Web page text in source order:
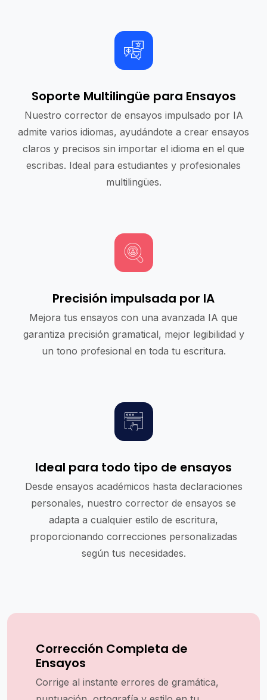
Soporte Multilingüe para Ensayos
Nuestro corrector de ensayos impulsado por IA
admite varios idiomas, ayudándote a crear ensayos
claros y precisos sin importar el idioma en el que
escribas. Ideal para estudiantes y profesionales
multilingües.
Precisión impulsada por IA
Mejora tus ensayos con una avanzada IA que
garantiza precisión gramatical, mejor legibilidad y
un tono profesional en toda tu escritura.
Ideal para todo tipo de ensayos
Desde ensayos académicos hasta declaraciones
personales, nuestro corrector de ensayos se
adapta a cualquier estilo de escritura,
proporcionando correcciones personalizadas
según tus necesidades.
Corrección Completa de
Ensayos
Corrige al instante errores de gramática,